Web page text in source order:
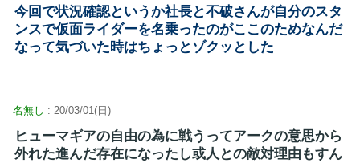
今回で状況確認というか社長と不破さんが自分のスタ
ンスで仮面ライダーを名乗ったのがここのためなんだ
なって気づいた時はちょっとゾクッとした
名無し : 20/03/01(日)
ヒューマギアの自由の為に戦うってアークの意思から
外れた進んだ存在になったし或人との敵対理由もすん